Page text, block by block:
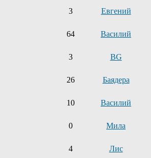
3 Евгений
64 Василий
3 BG
26 Баядера
10 Василий
0 Мила
4 Лис